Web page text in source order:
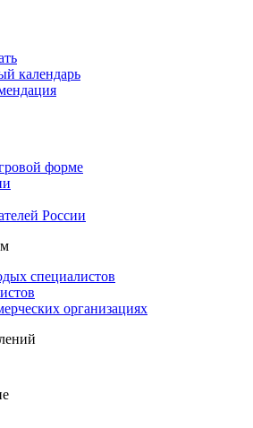
календарь
форме
России
специалистов
организациях